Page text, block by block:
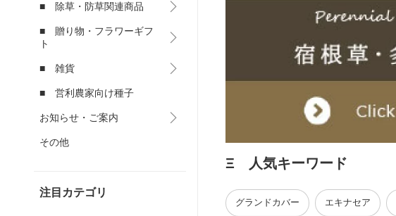
■ 除草・防草関連商品
■ 贈り物・フラワーギフ
ト
■ 雑貨
■ 営利農家向け種子
お知らせ・ご案内
その他
注目カテゴリ
Ξ 人気キーワード
グランドカバー エキナセア